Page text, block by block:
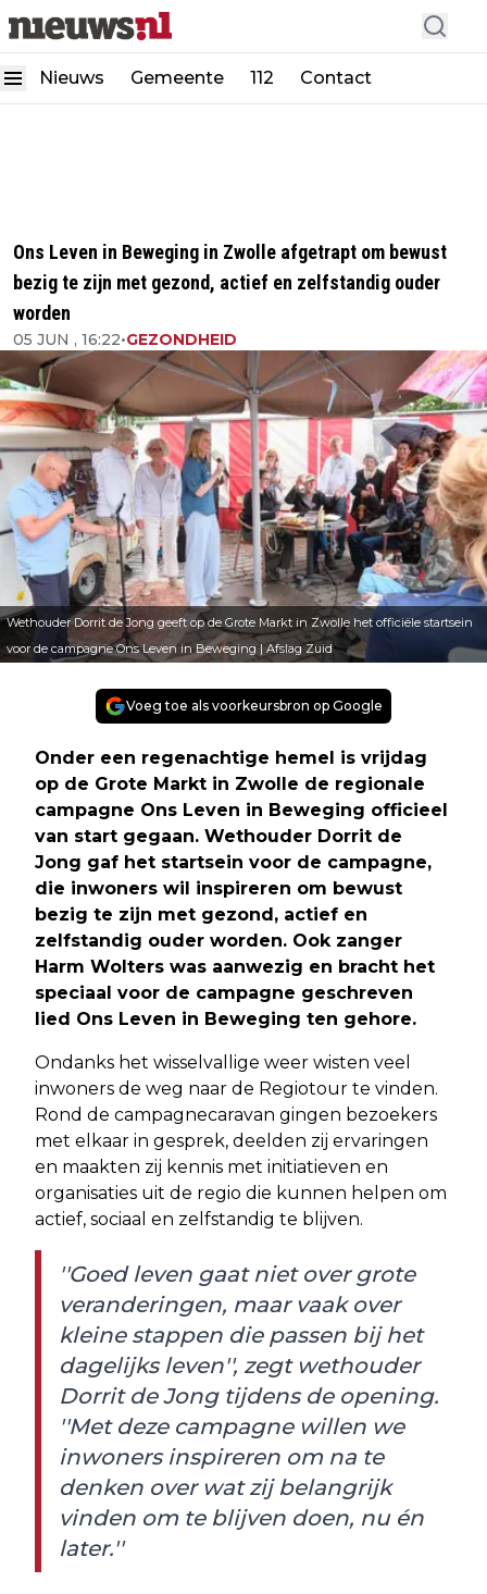
Nieuws Gemeente 112 Contact
Ons Leven in Beweging in Zwolle afgetrapt om bewust
bezig te zijn met gezond, actief en zelfstandig ouder
worden
05 JUN , 16:22•GEZONDHEID
Wethouder Dorrit de Jong geeft op de Grote Markt in Zwolle het officiële startsein
voor de campagne Ons Leven in Beweging | Afslag Zuid
Voeg toe als voorkeursbron op Google
Onder een regenachtige hemel is vrijdag
op de Grote Markt in Zwolle de regionale
campagne Ons Leven in Beweging officieel
van start gegaan. Wethouder Dorrit de
Jong gaf het startsein voor de campagne,
die inwoners wil inspireren om bewust
bezig te zijn met gezond, actief en
zelfstandig ouder worden. Ook zanger
Harm Wolters was aanwezig en bracht het
speciaal voor de campagne geschreven
lied Ons Leven in Beweging ten gehore.
Ondanks het wisselvallige weer wisten veel
inwoners de weg naar de Regiotour te vinden.
Rond de campagnecaravan gingen bezoekers
met elkaar in gesprek, deelden zij ervaringen
en maakten zij kennis met initiatieven en
organisaties uit de regio die kunnen helpen om
actief, sociaal en zelfstandig te blijven.
''Goed leven gaat niet over grote
veranderingen, maar vaak over
kleine stappen die passen bij het
dagelijks leven'', zegt wethouder
Dorrit de Jong tijdens de opening.
''Met deze campagne willen we
inwoners inspireren om na te
denken over wat zij belangrijk
vinden om te blijven doen, nu én
later.''